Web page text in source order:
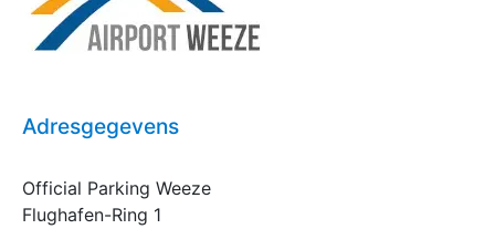
Adresgegevens
Official Parking Weeze
Flughafen-Ring 1